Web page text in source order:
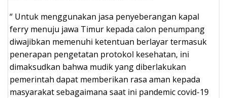
“ Untuk menggunakan jasa penyeberangan kapal
ferry menuju jawa Timur kepada calon penumpang
diwajibkan memenuhi ketentuan berlayar termasuk
penerapan pengetatan protokol kesehatan, ini
dimaksudkan bahwa mudik yang diberlakukan
pemerintah dapat memberikan rasa aman kepada
masyarakat sebagaimana saat ini pandemic covid-19